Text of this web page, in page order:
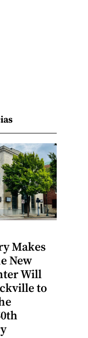
Makes
New
Will
to